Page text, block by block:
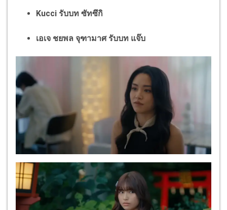
Kucci รับบท ซัทซึกิ
เอเจ ชยพล จุฑามาศ รับบท แจ๊บ